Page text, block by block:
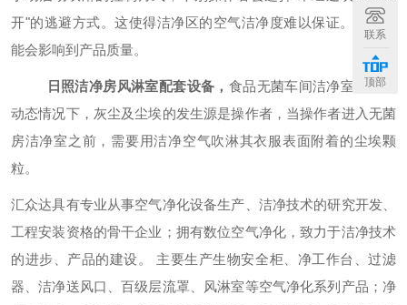
开"的逃避方式。这使得洁净区的空气洁净度难以保证。甚至可
能会影响到产品质量。
日照洁净房风淋室配套设备 ， 食品无菌车间洁净室内，在
动态情况下，灰尘及尘埃的发生源是操作者，当操作者进入无菌
房洁净室之前，需要用洁净空气吹淋其衣服表面附着的尘埃颗
粒。
汇众达具有专业从事空气净化设备生产、洁净技术的研究开发、
工程安装资格的骨干企业；拥有数位空气净化，致力于洁净技术
的进步、产品的建设。 主要生产生物安全柜、净工作台、过滤
器、洁净送风口、百级层流罩、风淋室等空气净化系列产品；净
联系
顶部